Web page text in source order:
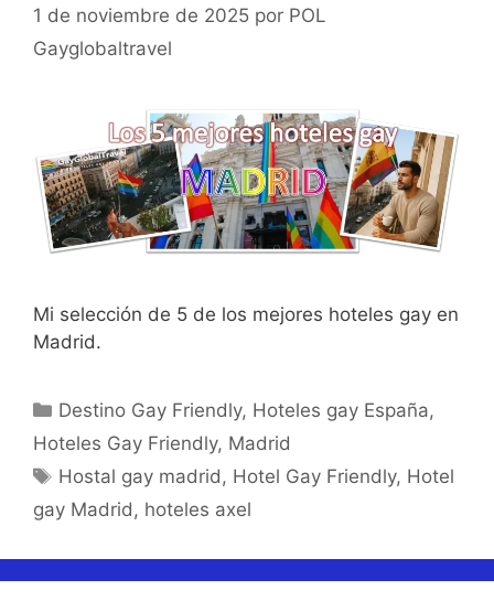
1 de noviembre de 2025 por POL
Gayglobaltravel
Mi selección de 5 de los mejores hoteles gay en
Madrid.
Categorías
Destino Gay Friendly, Hoteles gay España,
Hoteles Gay Friendly, Madrid
Etiquetas
Hostal gay madrid , Hotel Gay Friendly, Hotel
gay Madrid , hoteles axel